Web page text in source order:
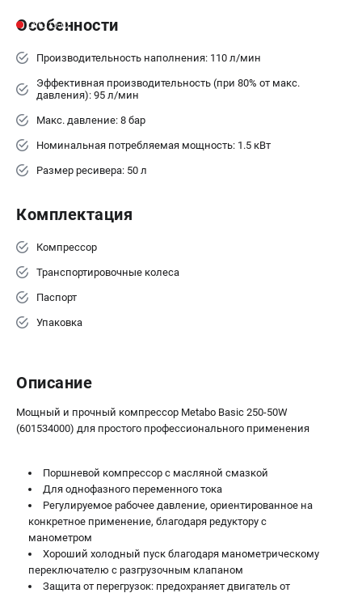
zakaz@metabo-market.ru
Особенности
Производительность наполнения: 110 л/мин
Эффективная производительность (при 80% от макс.
давления): 95 л/мин
Макс. давление: 8 бар
Номинальная потребляемая мощность: 1.5 кВт
Размер ресивера: 50 л
Комплектация
Компрессор
Транспортировочные колеса
Паспорт
Упаковка
Описание
Мощный и прочный компрессор Metabo Basic 250-50W
(601534000) для простого профессионального применения
Поршневой компрессор с масляной смазкой
Для однофазного переменного тока
Регулируемое рабочее давление, ориентированное на
конкретное применение, благодаря редуктору с
манометром
Хороший холодный пуск благодаря манометрическому
переключателю с разгрузочным клапаном
Защита от перегрузок: предохраняет двигатель от